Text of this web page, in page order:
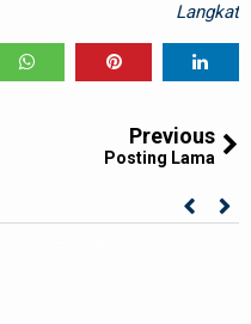
Langkat
Previous
Posting Lama
Tertib
Langkat Bekali